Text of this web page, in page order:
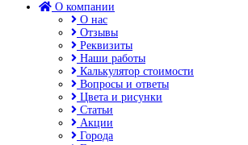
О компании
О нас
Отзывы
Реквизиты
Наши работы
Калькулятор стоимости
Вопросы и ответы
Цвета и рисунки
Статьи
Акции
Города